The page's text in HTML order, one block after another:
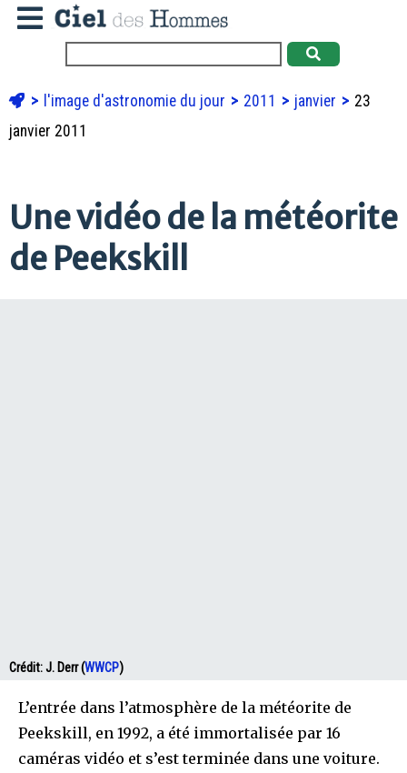
l'image d'astronomie du jour 2011 janvier
23
janvier 2011
Une vidéo de la météorite
de Peekskill
Crédit:J. Derr (WWCP)
L’entrée dans l’atmosphère de la météorite de
Peekskill, en 1992, a été immortalisée par 16
caméras vidéo et s’est terminée dans une voiture.